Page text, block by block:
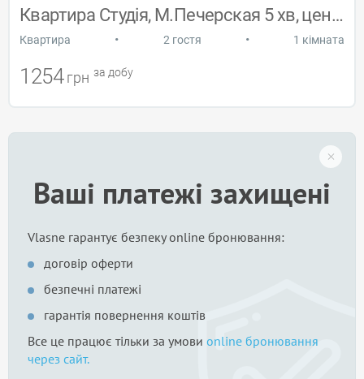
Квартира Студія, М.Печерская 5 хв, центр
Квартира • 2 гостя • 1 кімната
1254 грн за добу
Ваші платежі захищені
Vlasne гарантує безпеку online бронювання:
договір оферти
безпечні платежі
гарантія повернення коштів
Все це працює тільки за умови online бронювання
через сайт.